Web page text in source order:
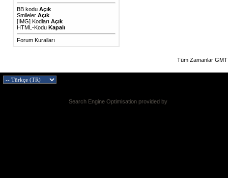
BB kodu Açık
Smileler Açık
[IMG] Kodları Açık
HTML-Kodu Kapalı
Forum Kuralları
Tüm Zamanlar
Search Engine Optimisation provided by